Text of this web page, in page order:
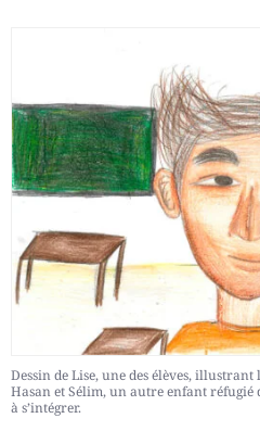
Dessin de Lise, une des élèves,
Hasan et Sélim, un autre enfant réfugié
à s’intégrer.